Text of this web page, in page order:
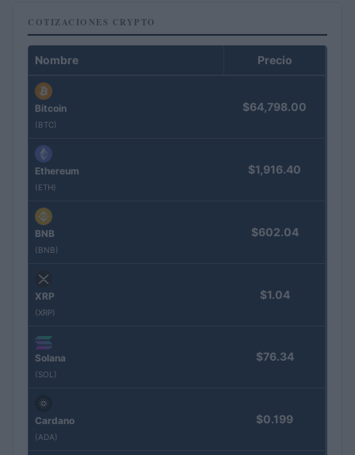
COTIZACIONES CRYPTO
Nombre Precio
Bitcoin
(BTC)
$64,798.00
Ethereum
(ETH)
$1,916.40
BNB
(BNB)
$602.04
XRP
(XRP)
$1.04
Solana
(SOL)
$76.34
Cardano
(ADA)
$0.199